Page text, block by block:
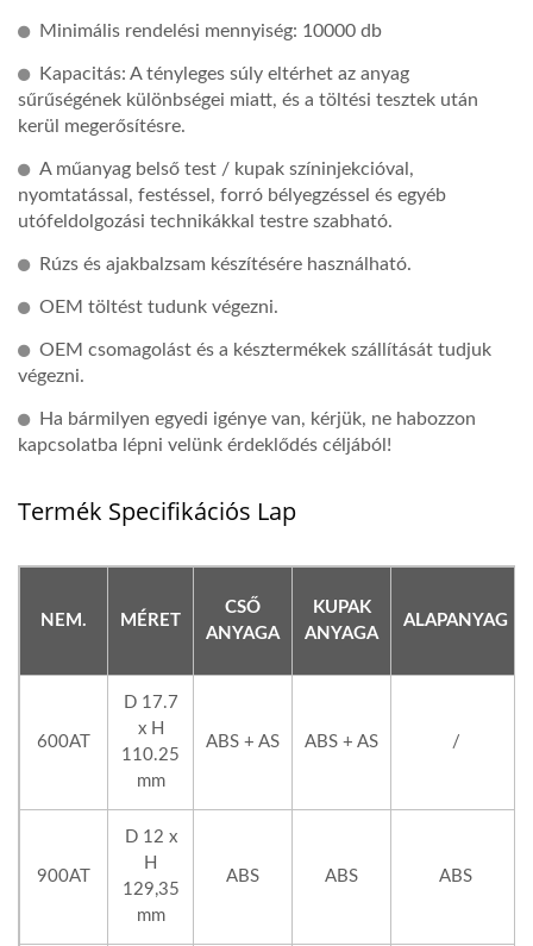
Minimális rendelési mennyiség: 10000 db
Kapacitás: A tényleges súly eltérhet az anyag
sűrűségének különbségei miatt, és a töltési tesztek után
kerül megerősítésre.
A műanyag belső test / kupak színinjekcióval,
nyomtatással, festéssel, forró bélyegzéssel és egyéb
utófeldolgozási technikákkal testre szabható.
Rúzs és ajakbalzsam készítésére használható.
OEM töltést tudunk végezni.
OEM csomagolást és a késztermékek szállítását tudjuk
végezni.
Ha bármilyen egyedi igénye van, kérjük, ne habozzon
kapcsolatba lépni velünk érdeklődés céljából!
Termék Specifikációs Lap
NEM. MÉRET
CSŐ
ANYAGA
KUPAK
ANYAGA
ALAPANYAG
600AT
D 17.7
x H
110.25
mm
ABS + AS ABS + AS /
900AT
D 12 x
H
129,35
mm
ABS ABS ABS